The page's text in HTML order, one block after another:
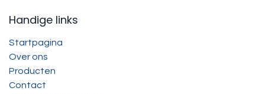
Handige links
Startpagina
Over ons
Producten
Contact